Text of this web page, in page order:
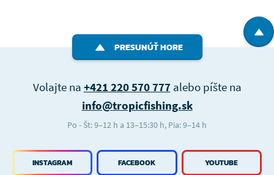
PRESUNÚŤ HORE
INSTAGRAM FACEBOOK YOUTUBE
Volajte na +421 220 570 777alebo píšte na
info@tropicfishing.sk
Po - Št: 9–12 h a 13–15:30 h, Pia: 9–14 h